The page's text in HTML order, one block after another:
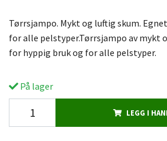
Tørrsjampo. Mykt og luftig skum.
for alle pelstyper.Tørrsjampo av mykt
for hyppig bruk og for alle pelstyper.
På lager
LEGG I